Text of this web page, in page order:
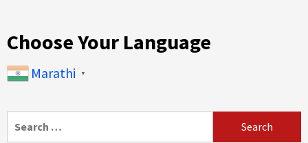
Choose Your Language
Marathi ▼
for: